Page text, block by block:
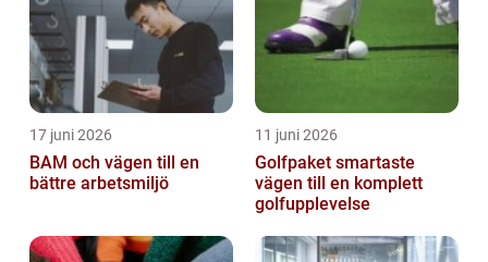
17 juni 2026
BAM och vägen till en
bättre arbetsmiljö
11 juni 2026
Golfpaket smartaste
vägen till en komplett
golfupplevelse